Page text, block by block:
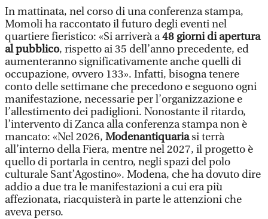
In mattinata, nel corso di una conferenza stampa,
Momoli ha raccontato il futuro degli eventi nel
quartiere fieristico: «Si arriverà a48 giorni di apertura
al pubblico, rispetto ai 35 dell’anno precedente, ed
aumenteranno significativamente anche quelli di
occupazione, ovvero 133». Infatti, bisogna tenere
conto delle settimane che precedono e seguono ogni
manifestazione, necessarie per l’organizzazione e
l’allestimento dei padiglioni. Nonostante il ritardo,
l’intervento di Zanca alla conferenza stampa non è
mancato: «Nel 2026, Modenantiquariasi terrà
all’interno della Fiera, mentre nel 2027, il progetto è
quello di portarla in centro, negli spazi del polo
culturale Sant’Agostino». Modena, che ha dovuto dire
addio a due tra le manifestazioni a cui era più
affezionata, riacquisterà in parte le attenzioni che
aveva perso.